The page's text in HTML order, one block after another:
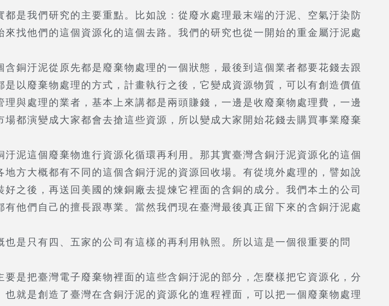
我們研究的主要重點。比如說：從廢水處理最末端的汙泥、空氣汙染防
找他們的這個資源化的這個去路。我們的研究也從一開始的重金屬汙泥處
汙泥從原先都是廢棄物處理的一個狀態，最後到這個業者都要花錢去跟
以廢棄物處理的方式，計畫執行之後，它變成資源物質，可以有創造價值
與處理的業者，基本上來講都是兩頭賺錢，一邊是收廢棄物處理費，一邊
都演變成大家都會去搶這些資源，所以變成大家開始花錢去購買事業廢棄
這個廢棄物進行資源化循環再利用。那其實臺灣含銅汙泥資源化的這個
方大概都有不同的這個含銅汙泥的資源回收場。有從境外處理的，譬如說
之後，再送回美國的煉銅廠去提煉它裡面的含銅的成分。我們本土的公司
他們自己的擅長跟專業。當然我們現在臺灣最後真正留下來的含銅汙泥處
只有四、五家的公司有這樣的再利用執照。所以這是一個很重要的問
把臺灣電子廢棄物裡面的這些含銅汙泥的部分，怎麼樣把它資源化，分
就是創造了臺灣在含銅汙泥的資源化的進程裡面，可以把一個廢棄物處理